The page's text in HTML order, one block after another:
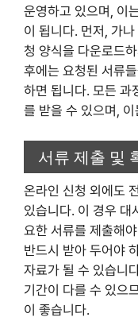
운영하고 있으며, 이
이 됩니다. 먼저, 가
청 양식을 다운로드
후에는 요청된 서류
하면 됩니다. 모든 과
를 받을 수 있으며,
서류 제출 및
온라인 신청 외에도
있습니다. 이 경우 대
요한 서류를 제출해
반드시 받아 두어야
자료가 될 수 있습니
기간이 다를 수 있으
이 좋습니다.